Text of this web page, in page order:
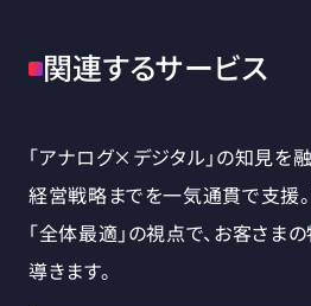
関連するサービス
「アナログ×デジタル」の知見を
経営戦略までを一気通貫で支援
「全体最適」の視点で、お客さま
導きます。